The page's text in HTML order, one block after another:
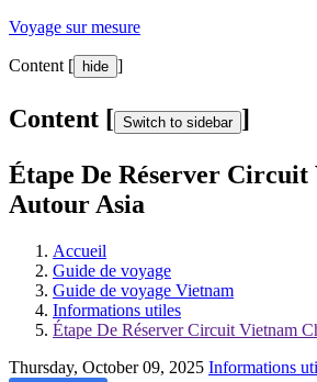
Voyage sur mesure
Content [ hide ]
Content [ Switch to sidebar ]
Étape De Réserver Circuit
Autour Asia
Accueil
Guide de voyage
Guide de voyage Vietnam
Informations utiles
Étape De Réserver Circuit Vietnam
Thursday, October 09, 2025 Informations